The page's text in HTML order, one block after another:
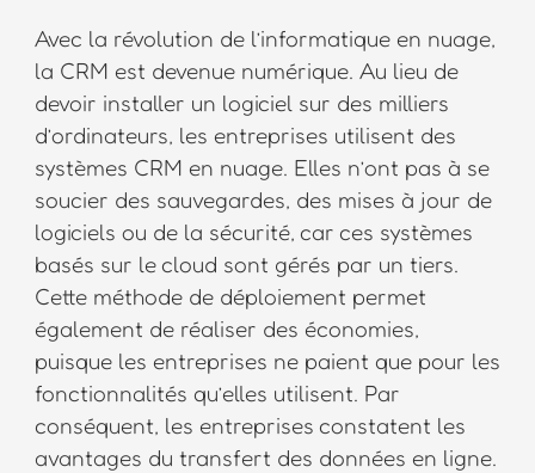
Avec la révolution de l’informatique en nuage,
la CRM est devenue numérique. Au lieu de
devoir installer un logiciel sur des milliers
d’ordinateurs, les entreprises utilisent des
systèmes CRM en nuage. Elles n’ont pas à se
soucier des sauvegardes, des mises à jour de
logiciels ou de la sécurité, car ces systèmes
basés sur le cloud sont gérés par un tiers.
Cette méthode de déploiement permet
également de réaliser des économies,
puisque les entreprises ne paient que pour les
fonctionnalités qu’elles utilisent. Par
conséquent, les entreprises constatent les
avantages du transfert des données en ligne.